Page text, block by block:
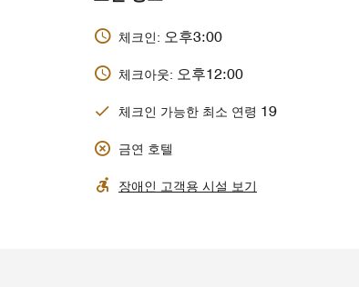
체크인: 오후3:00
체크아웃: 오후12:00
체크인 가능한 최소 연령 19
금연 호텔
장애인 고객용 시설 보기